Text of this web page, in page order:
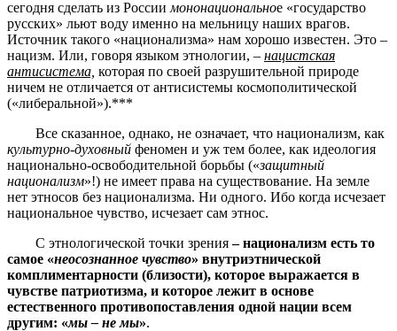
сегодня сделать из России мононациональное «государство
русских» льют воду именно на мельницу наших врагов.
Источник такого «национализма» нам хорошо известен. Это –
нацизм. Или, говоря языком этнологии, – нацистская
антисистема, которая по своей разрушительной природе
ничем не отличается от антисистемы космополитической
(«либеральной»).***
Все сказанное, однако, не означает, что национализм, как
культурно-духовный феномен и уж тем более, как идеология
национально-освободительной борьбы («защитный
национализм»!) не имеет права на существование. На земле
нет этносов без национализма. Ни одного. Ибо когда исчезает
национальное чувство, исчезает сам этнос.
С этнологической точки зрения– национализм есть то
самое «неосознанное чувство» внутриэтнической
комплиментарности (близости), которое выражается в
чувстве патриотизма, и которое лежит в основе
естественного противопоставления одной нации всем
другим: «мы – не мы».